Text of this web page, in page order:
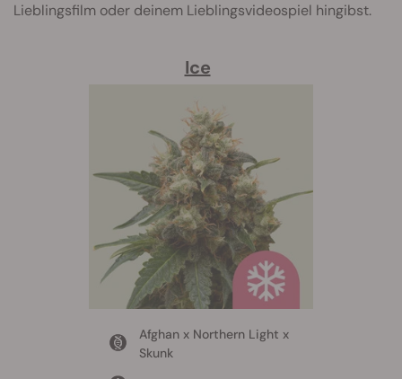
Lieblingsfilm oder deinem Lieblingsvideospiel hingibst.
Ice
Afghan x Northern Light x
Skunk